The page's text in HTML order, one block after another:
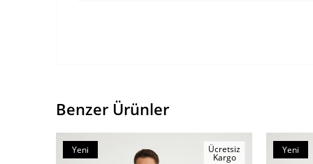
Benzer Ürünler
Yeni
Ücretsiz
Kargo
Yeni